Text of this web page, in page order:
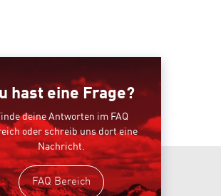
hast eine Frage?
deine Antworten im FAQ
oder schreib uns dort eine
Nachricht.
FAQ Bereich